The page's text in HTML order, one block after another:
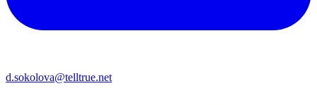
d.sokolova@telltrue.net